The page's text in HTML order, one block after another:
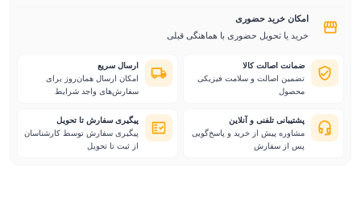
امکان خرید حضوری
خرید یا تحویل حضوری با هماهنگی قبلی
ضمانت اصالت کالا
تضمین اصالت و سلامت فیزیکی
محصول
ارسال سریع
امکان ارسال همان‌روز برای
سفارش‌های واجد شرایط
پشتیبانی تلفنی و آنلاین
مشاوره پیش از خرید و پاسخ‌گویی
پس از سفارش
پیگیری سفارش تا تحویل
پیگیری سفارش توسط کارشناسان
از ثبت تا تحویل